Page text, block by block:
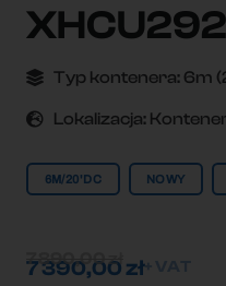
Typ kontenera: 6m
Lokalizacja:
6M/20'DC NOWY
7 390,00zł+ VAT
7 890,00 zł